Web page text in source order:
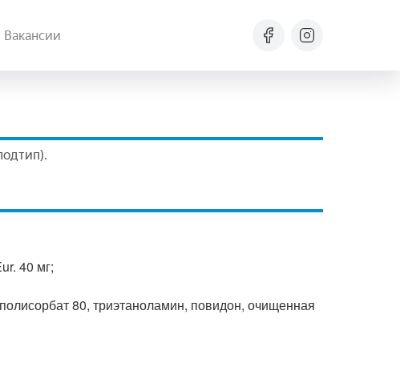
Вакансии
40 мг;
80, триэтаноламин, повидон, очищенная